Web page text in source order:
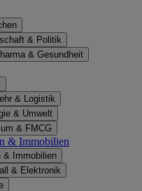
& Politik
& Gesundheit
& Logistik
& Umwelt
& FMCG
& Immobilien
& Immobilien
& Elektronik